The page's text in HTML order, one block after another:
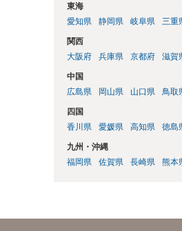
東海
愛知県
静岡県 岐阜県 三重
関西
大阪府
兵庫県 京都府 滋賀
中国
広島県
岡山県 山口県 鳥取
四国
香川県
愛媛県 高知県 徳島
九州・沖縄
福岡県
佐賀県 長崎県 熊本